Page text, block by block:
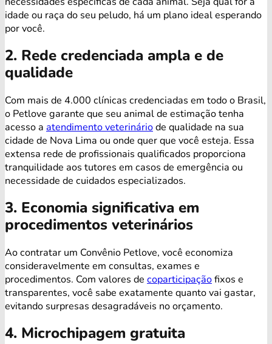
idade ou raça do seu peludo, há um plano ideal esperando
por você.
2. Rede credenciada ampla e de
qualidade
Com mais de 4.000 clínicas credenciadas em todo o Brasil,
o Petlove garante que seu animal de estimação tenha
acesso a atendimento veterináriode qualidade na sua
cidade de Nova Lima ou onde quer que você esteja. Essa
extensa rede de profissionais qualificados proporciona
tranquilidade aos tutores em casos de emergência ou
necessidade de cuidados especializados.
3. Economia significativa em
procedimentos veterinários
Ao contratar um Convênio Petlove, você economiza
consideravelmente em consultas, exames e
procedimentos. Com valores de coparticipaçãofixos e
transparentes, você sabe exatamente quanto vai gastar,
evitando surpresas desagradáveis no orçamento.
4. Microchipagem gratuita